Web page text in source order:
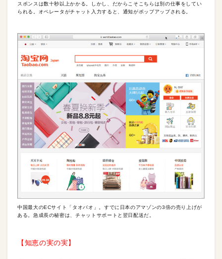
スポンスは数十秒以上かかる。しかし、だからこそこちらは別の仕事をしてい
られる。オペレータがチャット入力すると、通知がポップアップされる。
中国最大のECサイト「タオバオ」。すでに日本のアマゾンの3倍の売り上げが
ある。急成長の秘密は、チャットサポートと翌日配送だ。
【知恵の実の実】